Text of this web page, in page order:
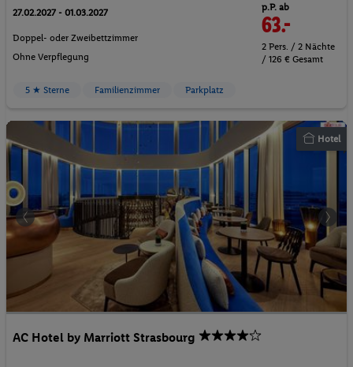
27.02.2027 - 01.03.2027
Doppel- oder Zweibettzimmer
Ohne Verpflegung
p.P. ab
63.-
2 Pers. / 2 Nächte
/ 126 € Gesamt
5 ★ Sterne Familienzimmer Parkplatz
Hotel
AC Hotel by Marriott Strasbourg